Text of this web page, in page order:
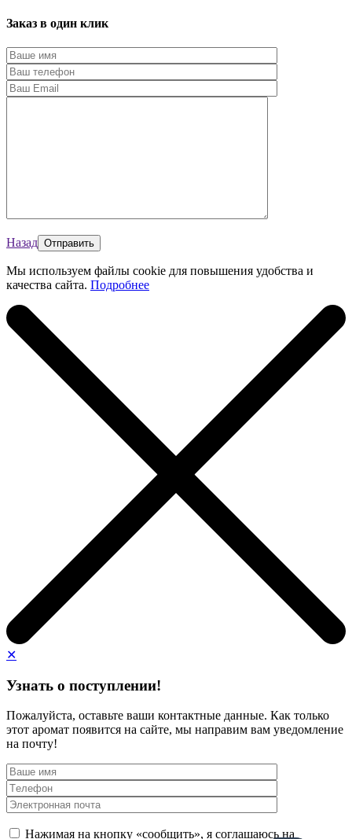
Заказ в один клик
Назад
Мы используем файлы cookie для повышения удобства и
качества сайта. Подробнее
✕
Узнать о поступлении!
Пожалуйста, оставьте ваши контактные данные. Как только
этот аромат появится на сайте, мы направим вам уведомление
на почту!
Нажимая на кнопку «сообщить», я соглашаюсь на